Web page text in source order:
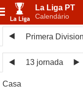
La Liga PT
Calendário
13 jornada
Casa